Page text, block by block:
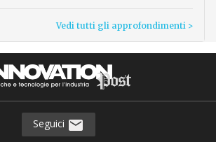
Vedi tutti gli approfondimenti >
Seguici